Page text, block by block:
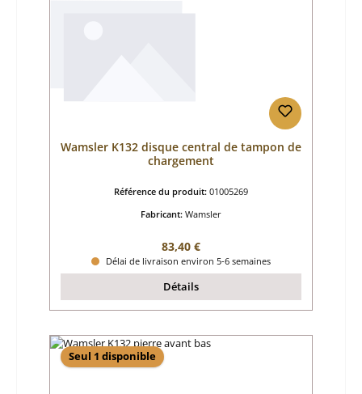
Wamsler K132 disque central de tampon de
chargement
Référence du produit: 01005269
Fabricant: Wamsler
Prix régulier :
83,40 €
Délai de livraison environ 5-6 semaines
Détails
Seul 1 disponible